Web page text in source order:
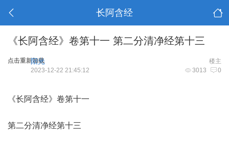
长阿含经
《长阿含经》卷第十一 第二分清净经第十三
点击重新加载 楼主
阳光
3013 0
2023-12-22 21:45:12
《长阿含经》卷第十一
第二分清净经第十三